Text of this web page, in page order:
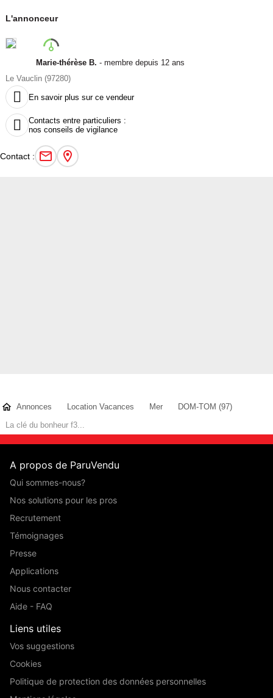
L'annonceur
Marie-thérèse B. - membre depuis 12 ans
Le Vauclin (97280)
 En savoir plus sur ce vendeur

Contacts entre particuliers :
nos conseils de vigilance
Contact :
Annonces Location Vacances Mer
DOM-TOM (97)
La clé du bonheur f3...
A propos de ParuVendu
Qui sommes-nous?
Nos solutions pour les pros
Recrutement
Témoignages
Presse
Applications
Nous contacter
Aide - FAQ
Liens utiles
Vos suggestions
Cookies
Politique de protection des données personnelles